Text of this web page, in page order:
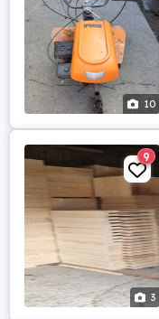
10
3
9